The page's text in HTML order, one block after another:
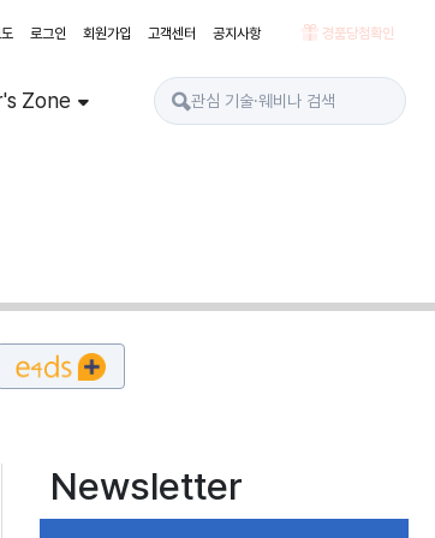
로그인 회원가입 고객센터 공지사항 경품당첨확인
Zone
Newsletter